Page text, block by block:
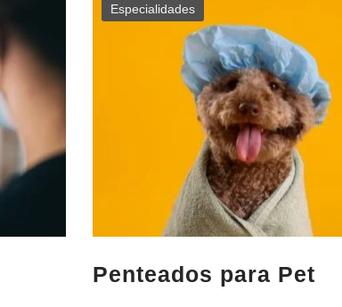
Especialidades
Penteados para Pet